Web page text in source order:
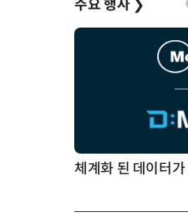
주요 행사 ❯